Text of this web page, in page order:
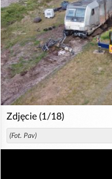
Zdjęcie (1/18)
(Fot. Pav)